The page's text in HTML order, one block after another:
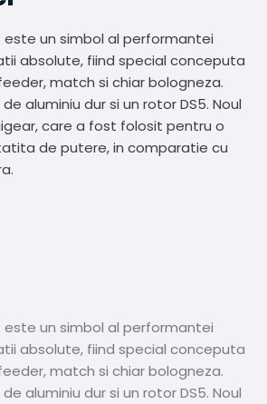
este un simbol al performantei
absolute, fiind special conceputa
match si chiar bologneza.
aluminiu dur si un rotor DS5. Noul
care a fost folosit pentru o
de putere, in comparatie cu
este un simbol al performantei
absolute, fiind special conceputa
match si chiar bologneza.
aluminiu dur si un rotor DS5. Noul